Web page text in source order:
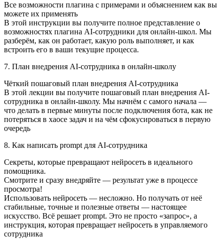
Все возможности плагина с примерами и объяснением как вы
можете их применять
В этой инструкции вы получите полное представление о
возможностях плагина AI-сотрудники для онлайн-школ. Мы
разберём, как он работает, какую роль выполняет, и как
встроить его в ваши текущие процесса.
7. План внедрения AI‑сотрудника в онлайн-школу
Чёткий пошаговый план внедрения AI-сотрудника
В этой лекции вы получите пошаговый план внедрения AI-
сотрудника в онлайн-школу. Мы начнём с самого начала —
что делать в первые минуты после подключения бота, как не
потеряться в хаосе задач и на чём сфокусироваться в первую
очередь
8. Как написать prompt для AI-сотрудника
Секреты, которые превращают нейросеть в идеального
помощника.
Смотрите и сразу внедряйте — результат уже в процессе
просмотра!
Использовать нейросеть — несложно. Но получать от неё
стабильные, точные и полезные ответы — настоящее
искусство. Всё решает prompt. Это не просто «запрос», а
инструкция, которая превращает нейросеть в управляемого
сотрудника